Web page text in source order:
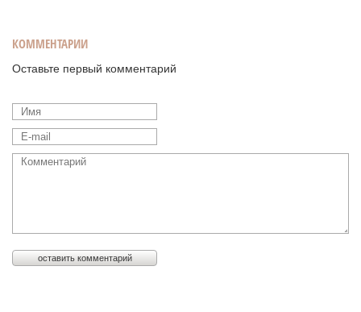
КОММЕНТАРИИ
Оставьте первый комментарий